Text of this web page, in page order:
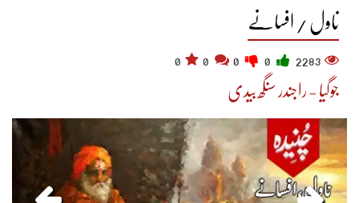
ناول / افسانے
2283
0
جوگیا - راجندر سنگھ بیدی